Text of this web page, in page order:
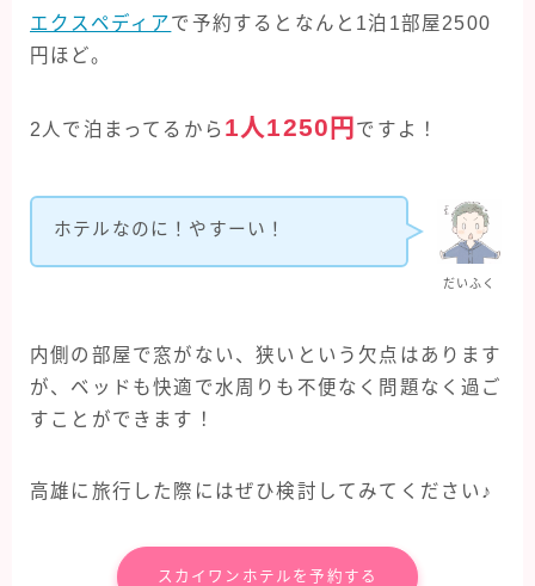
エクスペディア で予約するとなんと1泊1部屋2500
円ほど。
2人で泊まってるから 1人1250円 ですよ！
だいふく
ホテルなのに！やすーい！
内側の部屋で窓がない、狭いという欠点はあります
が、ベッドも快適で水周りも不便なく問題なく過ご
すことができます！
高雄に旅行した際にはぜひ検討してみてください♪
スカイワンホテルを予約する